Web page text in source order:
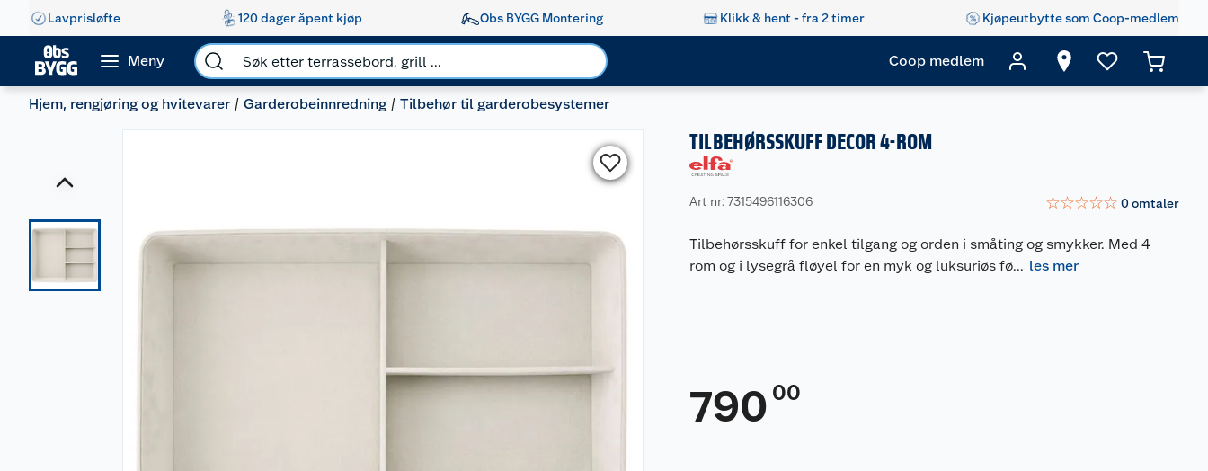
Lavprisløfte 120 dager åpent kjøp Obs BYGG Montering Klikk & hent - fra 2 timer Kjøpeutbytte som Coop-medlem
Meny Coop medlem
Hjem, rengjøring og hvitevarer Garderobeinnredning Tilbehør til garderobesystemer
TILBEHØRSSKUFF DECOR 4-ROM
Art nr: 7315496116306 ☆☆☆☆☆ 0omtaler
Tilbehørsskuff for enkel tilgang og orden i småting og smykker. Med 4
rom og i lysegrå fløyel for en myk og luksuriøs fø... les mer
790 00